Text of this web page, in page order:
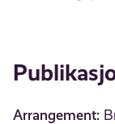
Arrangement: